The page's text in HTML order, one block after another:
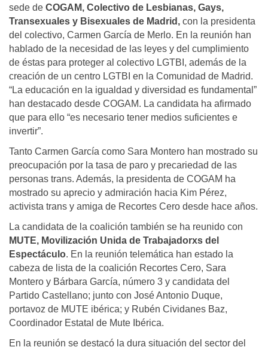
sede de COGAM, Colectivo de Lesbianas, Gays,
Transexuales y Bisexuales de Madrid, con la presidenta
del colectivo, Carmen García de Merlo. En la reunión han
hablado de la necesidad de las leyes y del cumplimiento
de éstas para proteger al colectivo LGTBI, además de la
creación de un centro LGTBI en la Comunidad de Madrid.
“La educación en la igualdad y diversidad es fundamental”
han destacado desde COGAM. La candidata ha afirmado
que para ello “es necesario tener medios suficientes e
invertir”.
Tanto Carmen García como Sara Montero han mostrado su
preocupación por la tasa de paro y precariedad de las
personas trans. Además, la presidenta de COGAM ha
mostrado su aprecio y admiración hacia Kim Pérez,
activista trans y amiga de Recortes Cero desde hace años.
La candidata de la coalición también se ha reunido con
MUTE, Movilización Unida de Trabajadorxs del
Espectáculo. En la reunión telemática han estado la
cabeza de lista de la coalición Recortes Cero, Sara
Montero y Bárbara García, número 3 y candidata del
Partido Castellano; junto con José Antonio Duque,
portavoz de MUTE ibérica; y Rubén Cividanes Baz,
Coordinador Estatal de Mute Ibérica.
En la reunión se destacó la dura situación del sector del